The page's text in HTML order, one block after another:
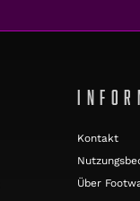
Kontakt
Über